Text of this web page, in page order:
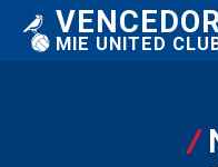
MIE UNITED